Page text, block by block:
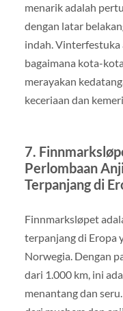
menarik adalah
dengan latar
indah. Vinterfestuka
bagaimana kota-
merayakan
keceriaan dan
7.
Perlombaan
Terpanjang di
Finnmarksløpet
terpanjang di Eropa
Norwegia. Dengan
dari 1.000 km, ini
menantang dan